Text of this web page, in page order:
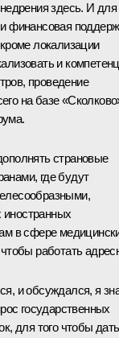
здесь. И для
финансовая
локализации
и
проведение
на базе
страновые
где будут
в сфере
работать
и обсуждался, я
государственных
для того чтобы дать